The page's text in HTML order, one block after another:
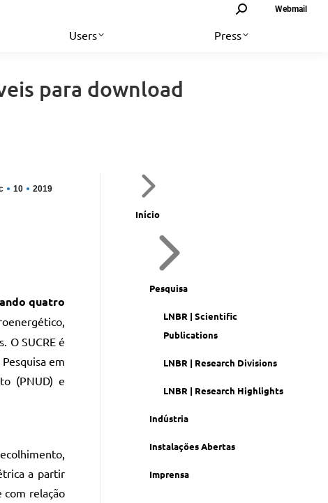
Search: Webmail
Users Press
para download
10 2019
quatro
O SUCRE é
em
(PNUD) e
a partir
com relação
Início
Pesquisa
LNBR | Scientific
Publications
LNBR | Research Divisions
LNBR | Research Highlights
Indústria
Instalações Abertas
Imprensa